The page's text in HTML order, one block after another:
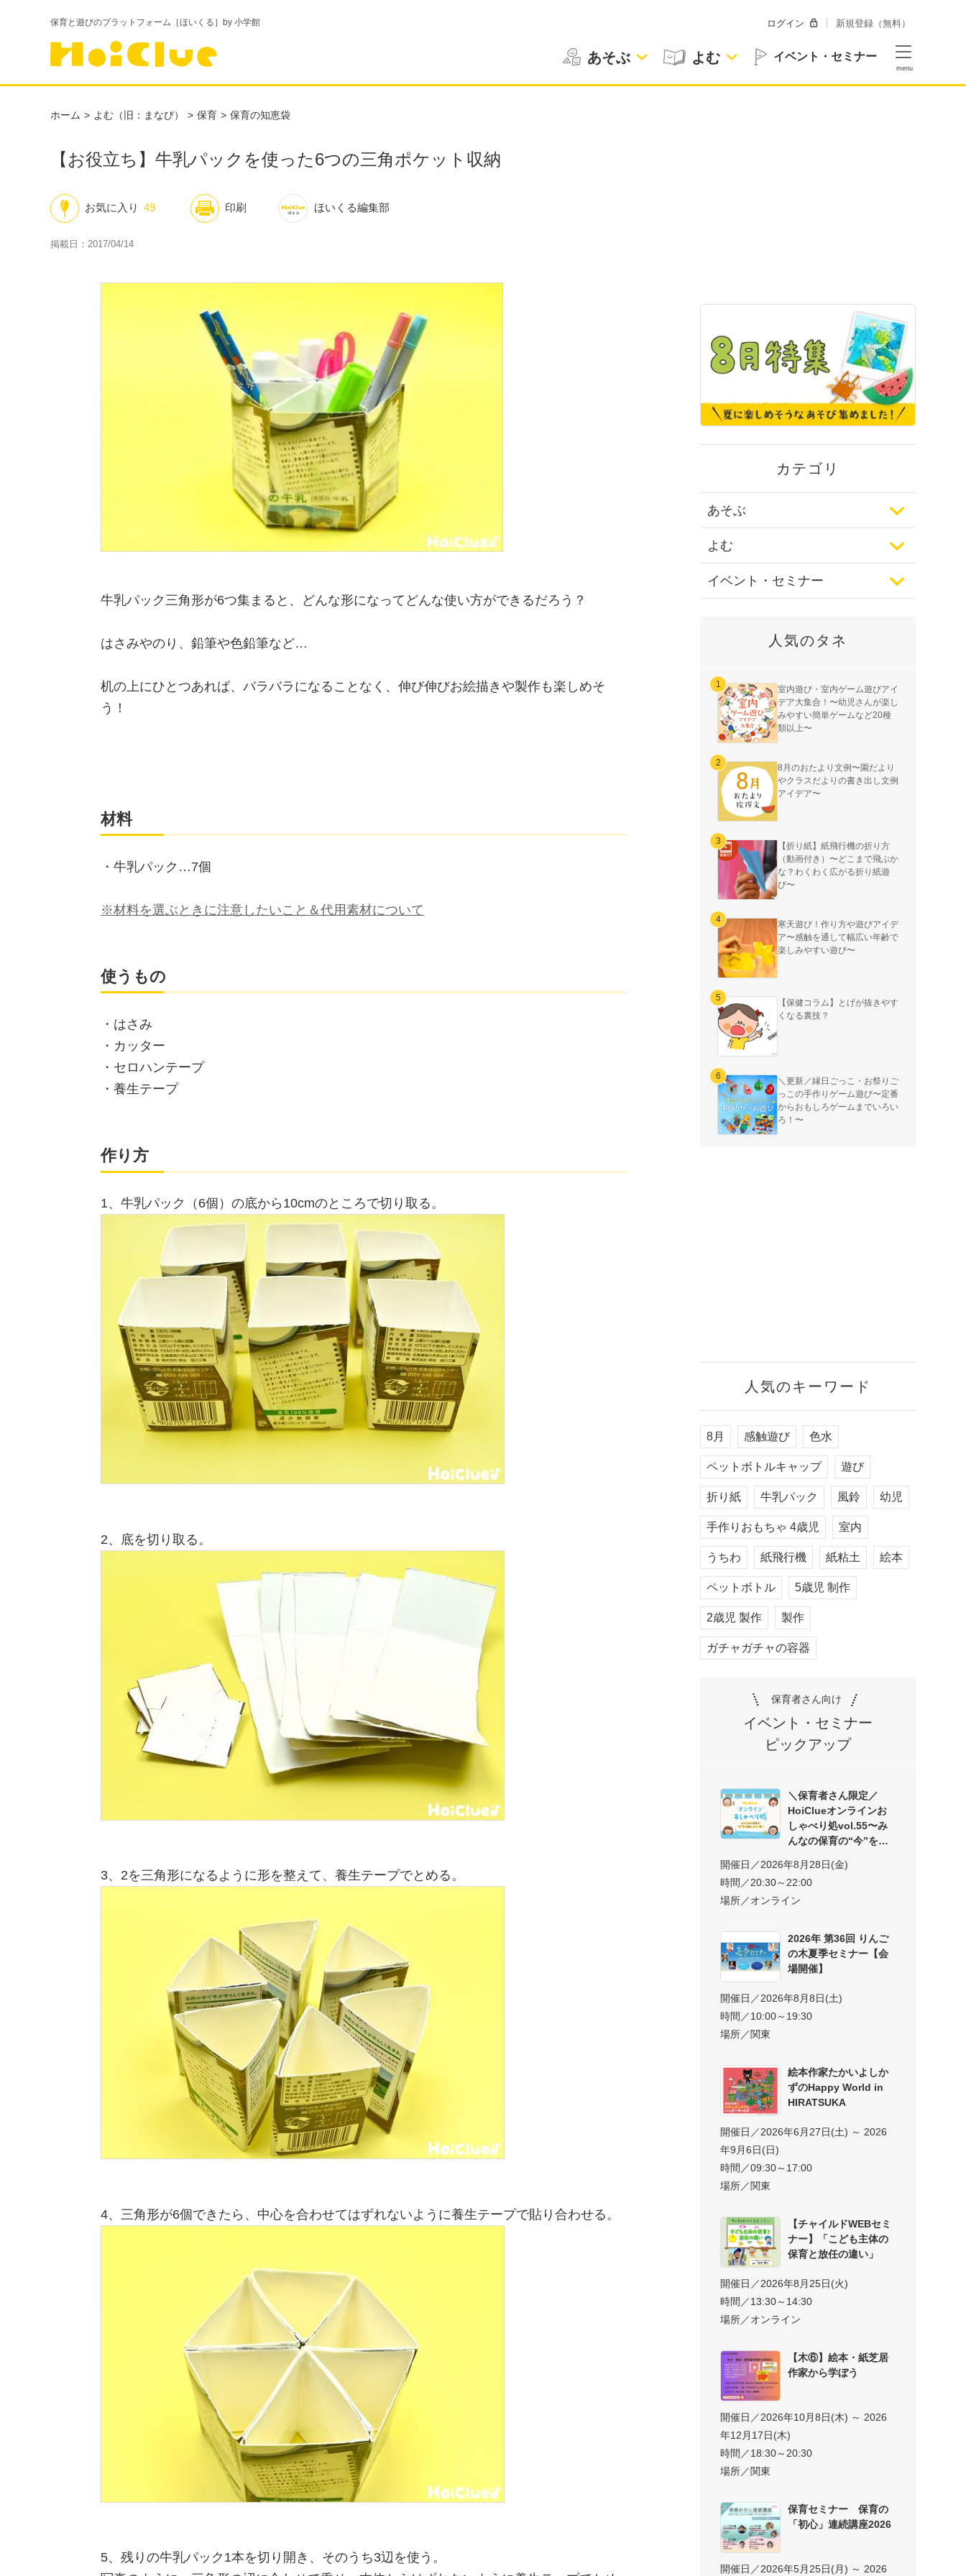
保育と遊びのプラットフォーム［ほいくる］by 小学館
あそぶ よむ イベント・セミナー
ログイン 新規登録（無料）
ホーム よむ（旧：まなび） 保育 保育の知恵袋
【お役立ち】牛乳パックを使った6つの三角ポケット収納
ほいくる編集部
お気に入り 49 印刷
掲載日：2017/04/14
牛乳パック三角形が6つ集まると、どんな形になってどんな使い方ができるだろう？
はさみやのり、鉛筆や色鉛筆など…
机の上にひとつあれば、バラバラになることなく、伸び伸びお絵描きや製作も楽しめそ
う！
材料
・牛乳パック…7個
※材料を選ぶときに注意したいこと＆代用素材について
使うもの
・はさみ
・カッター
・セロハンテープ
・養生テープ
作り方
1、牛乳パック（6個）の底から10cmのところで切り取る。
2、底を切り取る。
3、2を三角形になるように形を整えて、養生テープでとめる。
4、三角形が6個できたら、中心を合わせてはずれないように養生テープで貼り合わせる。
5、残りの牛乳パック1本を切り開き、そのうち3辺を使う。
カテゴリ
あそぶ
よむ
イベント・セミナー
人気のタネ
室内遊び・室内ゲーム遊びアイ
デア大集合！〜幼児さんが楽し
みやすい簡単ゲームなど20種
類以上〜
8月のおたより文例〜園だより
やクラスだよりの書き出し文例
アイデア〜
【折り紙】紙飛行機の折り方
（動画付き）〜どこまで飛ぶか
な？わくわく広がる折り紙遊
び〜
寒天遊び！作り方や遊びアイデ
ア〜感触を通して幅広い年齢で
楽しみやすい遊び〜
【保健コラム】とげが抜きやす
くなる裏技？
＼更新／縁日ごっこ・お祭りご
っこの手作りゲーム遊び〜定番
からおもしろゲームまでいろい
ろ！〜
人気のキーワード
8月 感触遊び 色水
ペットボトルキャップ 遊び
折り紙 牛乳パック 風鈴 幼児
手作りおもちゃ 4歳児 室内
うちわ 紙飛行機 紙粘土 絵本
ペットボトル 5歳児 制作
2歳児 製作 製作
ガチャガチャの容器
保育者さん向け
イベント・セミナー
ピックアップ
＼保育者さん限定／
HoiClueオンラインお
しゃべり処vol.55〜み
んなの保育の“今”を交
開催日／2026年8月28日(金)
時間／20:30～22:00
場所／オンライン
2026年 第36回 りんご
の木夏季セミナー【会
場開催】
開催日／2026年8月8日(土)
時間／10:00～19:30
場所／関東
絵本作家たかいよしか
ずのHappy World in
HIRATSUKA
開催日／2026年6月27日(土) ～ 2026
年9月6日(日)
時間／09:30～17:00
場所／関東
【チャイルドWEBセミ
ナー】「こども主体の
保育と放任の違い」
開催日／2026年8月25日(火)
時間／13:30～14:30
場所／オンライン
【木⑥】絵本・紙芝居
作家から学ぼう
開催日／2026年10月8日(木) ～ 2026
年12月17日(木)
時間／18:30～20:30
場所／関東
保育セミナー 保育の
「初心」連続講座2026
開催日／2026年5月25日(月) ～ 2026